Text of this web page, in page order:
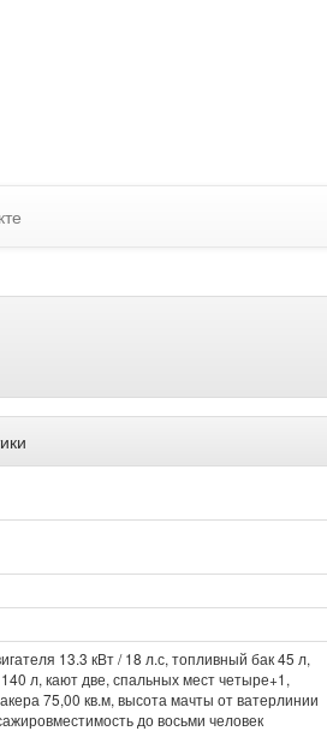
13.3 кВт / 18 л.с, топливный бак 45 л,
л, кают две, спальных мест четыре+1,
75,00 кв.м, высота мачты от ватерлинии
до восьми человек